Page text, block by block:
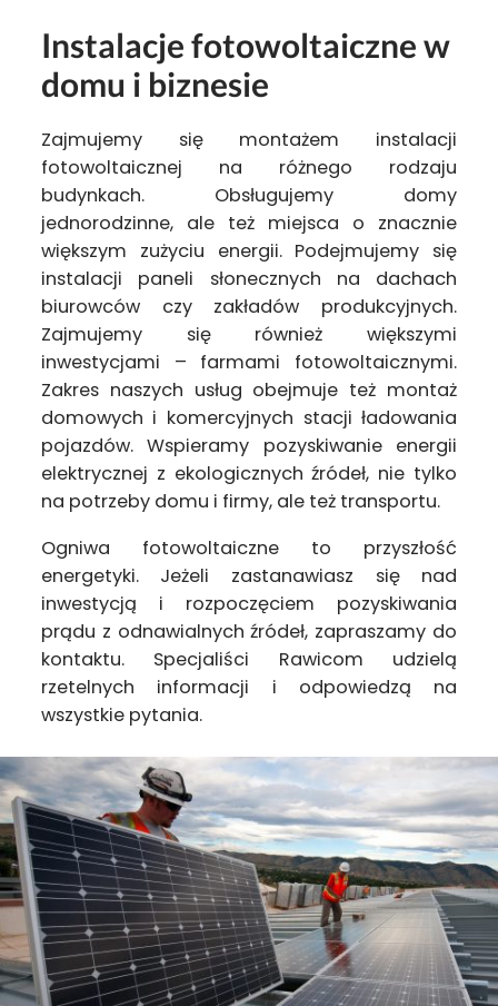
Instalacje fotowoltaiczne w
domu i biznesie
Zajmujemy się montażem instalacji
fotowoltaicznej na różnego rodzaju
budynkach. Obsługujemy domy
jednorodzinne, ale też miejsca o znacznie
większym zużyciu energii. Podejmujemy się
instalacji paneli słonecznych na dachach
biurowców czy zakładów produkcyjnych.
Zajmujemy się również większymi
inwestycjami – farmami fotowoltaicznymi.
Zakres naszych usług obejmuje też montaż
domowych i komercyjnych stacji ładowania
pojazdów. Wspieramy pozyskiwanie energii
elektrycznej z ekologicznych źródeł, nie tylko
na potrzeby domu i firmy, ale też transportu.
Ogniwa fotowoltaiczne to przyszłość
energetyki. Jeżeli zastanawiasz się nad
inwestycją i rozpoczęciem pozyskiwania
prądu z odnawialnych źródeł, zapraszamy do
kontaktu. Specjaliści Rawicom udzielą
rzetelnych informacji i odpowiedzą na
wszystkie pytania.